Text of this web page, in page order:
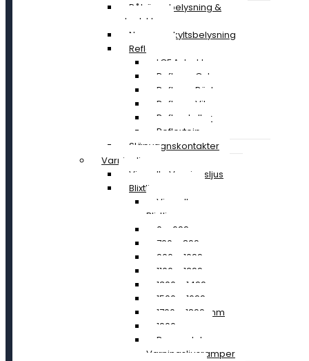
Påhängsbelysning &
ploglyktor
Nummerskyltsbelysning
Reflexer
LGF A-traktor
Reflexer Gula
Reflexer Röda
Reflexer Vita
Reflexskyltar
Reflextejp
Släpvagnskontakter
Varningljus
Visa alla Varningsljus
Blixtljusramper
Visa alla
Blixtljusramper
0 – 699 mm
700 – 899 mm
900 – 1099 mm
1100 – 1299 mm
1300 – 1499 mm
1500 – 1699 mm
1700 – 1899 mm
1900 mm »
Reservdelar
Varningsljusramper